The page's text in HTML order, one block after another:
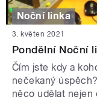
Noční linka
3. květen 2021
Pondělní Noční
Čím jste kdy a
nečekaný
něco udělat nejen